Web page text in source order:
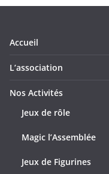
Accueil
L’association
Nos Activités
Jeux de rôle
Magic l’Assemblée
Jeux de Figurines